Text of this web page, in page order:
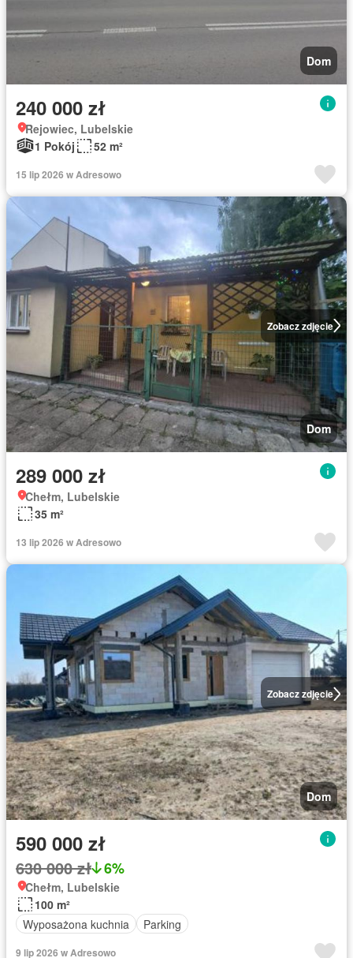
Dom
240 000 zł
Rejowiec, Lubelskie
1 Pokój
52 m²
15 lip 2026 w Adresowo
Zobacz zdjęcie
Dom
289 000 zł
Chełm, Lubelskie
35 m²
13 lip 2026 w Adresowo
Zobacz zdjęcie
Dom
590 000 zł
630 000 zł 6%
Chełm, Lubelskie
100 m²
Wyposażona kuchnia
Parking
9 lip 2026 w Adresowo